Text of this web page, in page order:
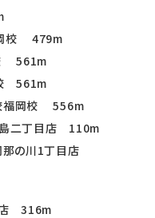
岡校 479m
561m
561m
福岡校 556m
二丁目店 110m
那の川1丁目店
店 316m